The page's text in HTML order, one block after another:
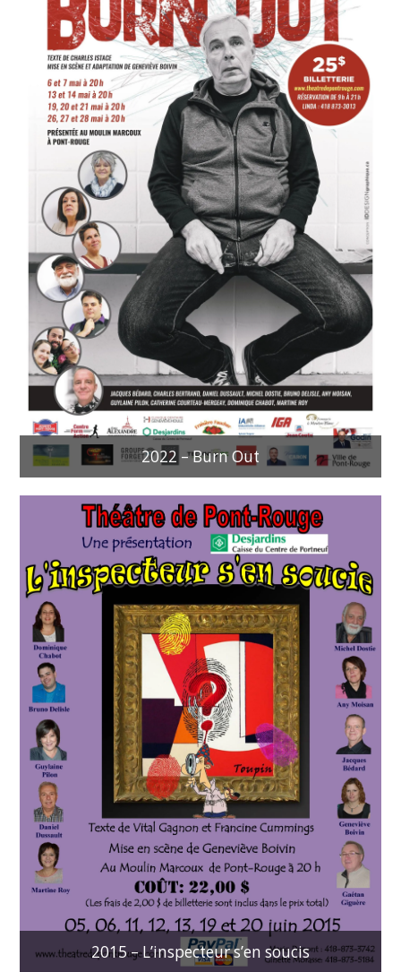
2022 – Burn Out
2015 – L’inspecteur s’en soucis